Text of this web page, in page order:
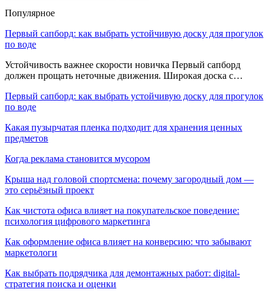
Популярное
Первый сапборд: как выбрать устойчивую доску для прогулок
по воде
Устойчивость важнее скорости новичка Первый сапборд
должен прощать неточные движения. Широкая доска с…
Первый сапборд: как выбрать устойчивую доску для прогулок
по воде
Какая пузырчатая пленка подходит для хранения ценных
предметов
Когда реклама становится мусором
Крыша над головой спортсмена: почему загородный дом —
это серьёзный проект
Как чистота офиса влияет на покупательское поведение:
психология цифрового маркетинга
Как оформление офиса влияет на конверсию: что забывают
маркетологи
Как выбрать подрядчика для демонтажных работ: digital-
стратегия поиска и оценки